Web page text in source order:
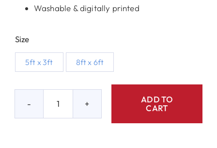
Washable & digitally printed
Size
5ft x 3ft 8ft x 6ft
American
ADD TO
CART